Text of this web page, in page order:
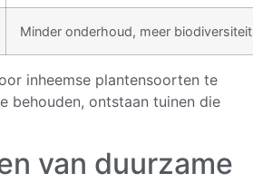
Minder onderhoud, meer biodiversiteit
inheemse plantensoorten te
behouden, ontstaan tuinen die
van duurzame